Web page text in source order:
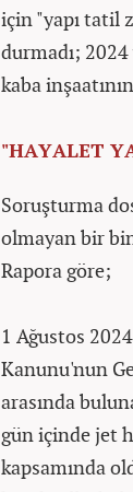
için "yapı tatil
durmadı;
kaba
"HAYALET
Soruşturma
olmayan bir
Rapora göre;
1 Ağustos
Kanunu'nun
arasında
gün içinde jet
kapsamında